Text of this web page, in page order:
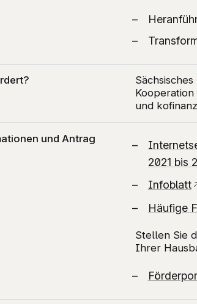
und
und Antrag
2021 bis
Infoblatt
Häufige
Stellen Sie
Ihrer